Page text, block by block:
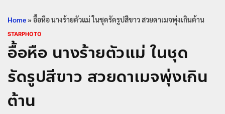
Home»อื้อหือ นางร้ายตัวแม่ ในชุดรัดรูปสีขาว สวยดาเมจพุ่งเกินต้าน
STARPHOTO
อื้อหือ นางร้ายตัวแม่ ในชุด
รัดรูปสีขาว สวยดาเมจพุ่งเกิน
ต้าน